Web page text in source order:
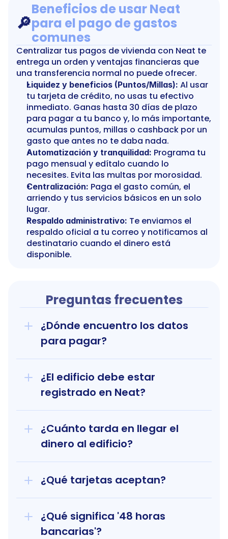
🔎
Beneficios de usar Neat
para el pago de gastos
comunes
Centralizar tus pagos de vivienda con Neat te
entrega un orden y ventajas financieras que
una transferencia normal no puede ofrecer.
Liquidez y beneficios (Puntos/Millas): Al usar
tu tarjeta de crédito, no usas tu efectivo
inmediato. Ganas hasta 30 días de plazo
para pagar a tu banco y, lo más importante,
acumulas puntos, millas o cashback por un
gasto que antes no te daba nada.
Automatización y tranquilidad: Programa tu
pago mensual y edítalo cuando lo
necesites. Evita las multas por morosidad.
Centralización: Paga el gasto común, el
arriendo y tus servicios básicos en un solo
lugar.
Respaldo administrativo: Te enviamos el
respaldo oficial a tu correo y notificamos al
destinatario cuando el dinero está
disponible.
Preguntas frecuentes
¿Dónde encuentro los datos
para pagar?
¿El edificio debe estar
registrado en Neat?
¿Cuánto tarda en llegar el
dinero al edificio?
¿Qué tarjetas aceptan?
¿Qué significa '48 horas
bancarias'?